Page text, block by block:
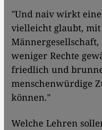
"Und naiv wirkt
vielleicht glaubt,
weniger Rechte
friedlich und
menschenwürdige
können."
Welche Lehren